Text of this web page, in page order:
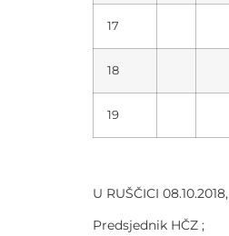
17
18
19
U RUŠČICI 08.10.2018,
Predsjednik HČZ ;